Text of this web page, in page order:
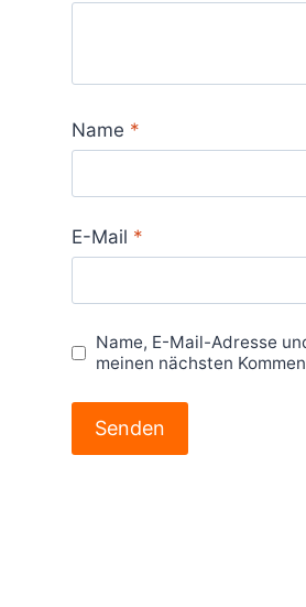
Name *
E-Mail *
Name, E-Mail-Adresse
meinen nächsten